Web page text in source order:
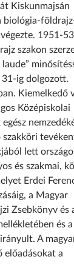
Kiskunmajsán
biológia-
1951-
szakon
ig dolgozott.
Kiemelkedő
Középiskolai
lett
és szakmai,
Erdei
a Magyar
Zsebkönyv és
és a
A
előadásokat a